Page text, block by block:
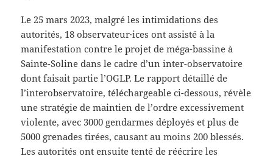
Le 25 mars 2023, malgré les intimidations des
autorités, 18 observateur·ices ont assisté à la
manifestation contre le projet de méga-bassine à
Sainte-Soline dans le cadre d’un inter-observatoire
dont faisait partie l’OGLP. Le rapport détaillé de
l’interobservatoire, téléchargeable ci-dessous, révèle
une stratégie de maintien de l’ordre excessivement
violente, avec 3000 gendarmes déployés et plus de
5000 grenades tirées, causant au moins 200 blessés.
Les autorités ont ensuite tenté de réécrire les